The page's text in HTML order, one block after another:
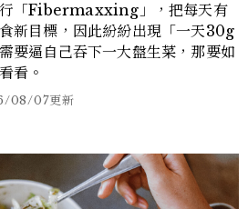
行「Fibermaxxing」，把每天有
新目標，因此紛紛出現「一天30g
要逼自己吞下一大盤生菜，那要如
看。
08/07更新